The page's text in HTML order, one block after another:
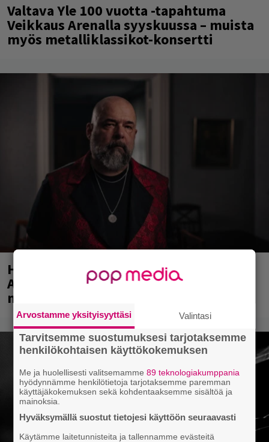
Valtava Yle 100 vuotta -tapahtuma
Veikkaus Arenalla syyskuussa – muista
myös metalliklassikot-konsertti
Huomenna se ilmestyy – CMX:stä tutun
A.W. Yrjänän uutuusalbumi om
mammuttimainen kokonaisuus
Arvostamme yksityisyyttäsi Valintasi
Tarvitsemme suostumuksesi tarjotaksemme
henkilökohtaisen käyttökokemuksen
Me ja huolellisesti valitsemamme89 teknologiakumppania
hyödynnämme henkilötietoja tarjotaksemme paremman
käyttäjäkokemuksen sekä kohdentaaksemme sisältöä ja
mainoksia.
Hyväksymällä suostut tietojesi käyttöön seuraavasti
Käytämme laitetunnisteita ja tallennamme evästeitä